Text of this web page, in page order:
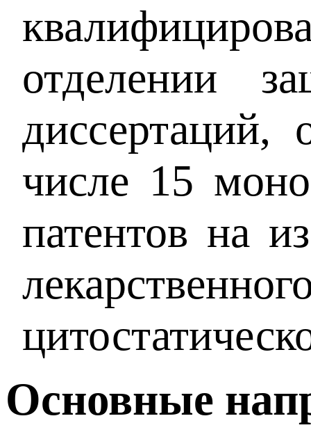
отделении
диссертаций,
числе 15
патентов на
Основные